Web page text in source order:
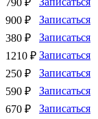
900 ₽
Записаться
380 ₽
Записаться
1210 ₽ Записаться
250 ₽
Записаться
590 ₽
Записаться
670 ₽
Записаться